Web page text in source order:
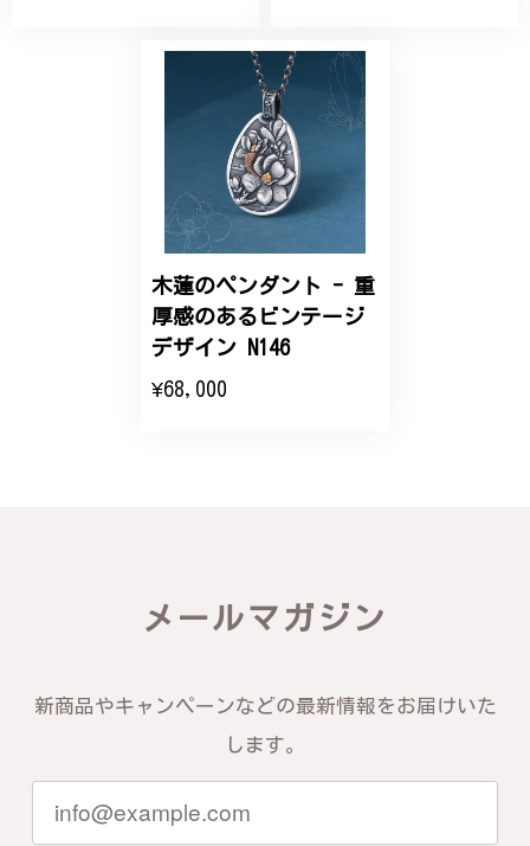
【オーダーメイド】オリジナルリング
2025/06/16
こちらのオーダーの細かい調整に何度も対応していた
だき、ありがとうございました。
2024/11/20
バングルの腕周りのサイズ直しも料金に含まれてお
にご満足いただけたこと、そして当店を
信頼いただけたことを大変嬉しく思いま
ともお客様にご満足頂けるサービスを心
がけて参りますので、何かございました
き続きどうぞよろしくお願い申し上げま
す。
木蓮のペンダント - 重
厚感のあるビンテージ
デザイン N146
¥68,000
メールマガジン
新商品やキャンペーンなどの最新情報をお届けいた
します。